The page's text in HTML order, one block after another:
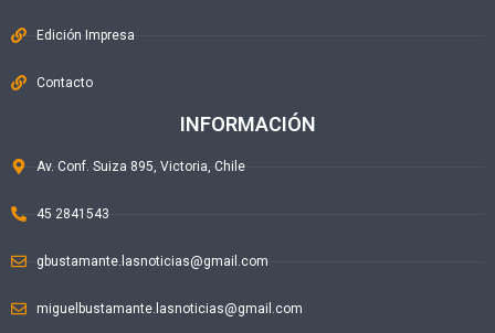
Edición Impresa
Contacto
INFORMACIÓN
Av. Conf. Suiza 895, Victoria, Chile
45 2841543
gbustamante.lasnoticias@gmail.com
miguelbustamante.lasnoticias@gmail.com